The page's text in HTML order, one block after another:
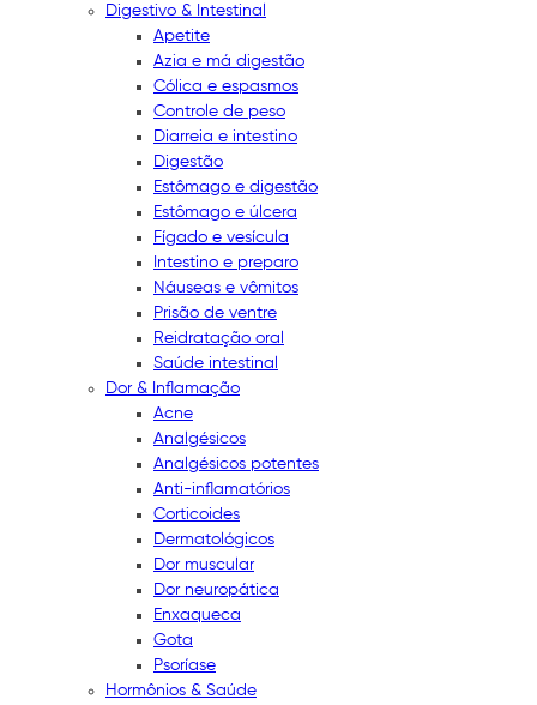
Digestivo & Intestinal
Apetite
Azia e má digestão
Cólica e espasmos
Controle de peso
Diarreia e intestino
Digestão
Estômago e digestão
Estômago e úlcera
Fígado e vesícula
Intestino e preparo
Náuseas e vômitos
Prisão de ventre
Reidratação oral
Saúde intestinal
Dor & Inflamação
Acne
Analgésicos
Analgésicos potentes
Anti-inflamatórios
Corticoides
Dermatológicos
Dor muscular
Dor neuropática
Enxaqueca
Gota
Psoríase
Hormônios & Saúde